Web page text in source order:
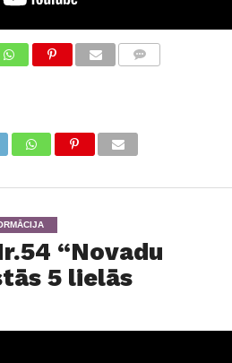
“Novadu
5 lielās